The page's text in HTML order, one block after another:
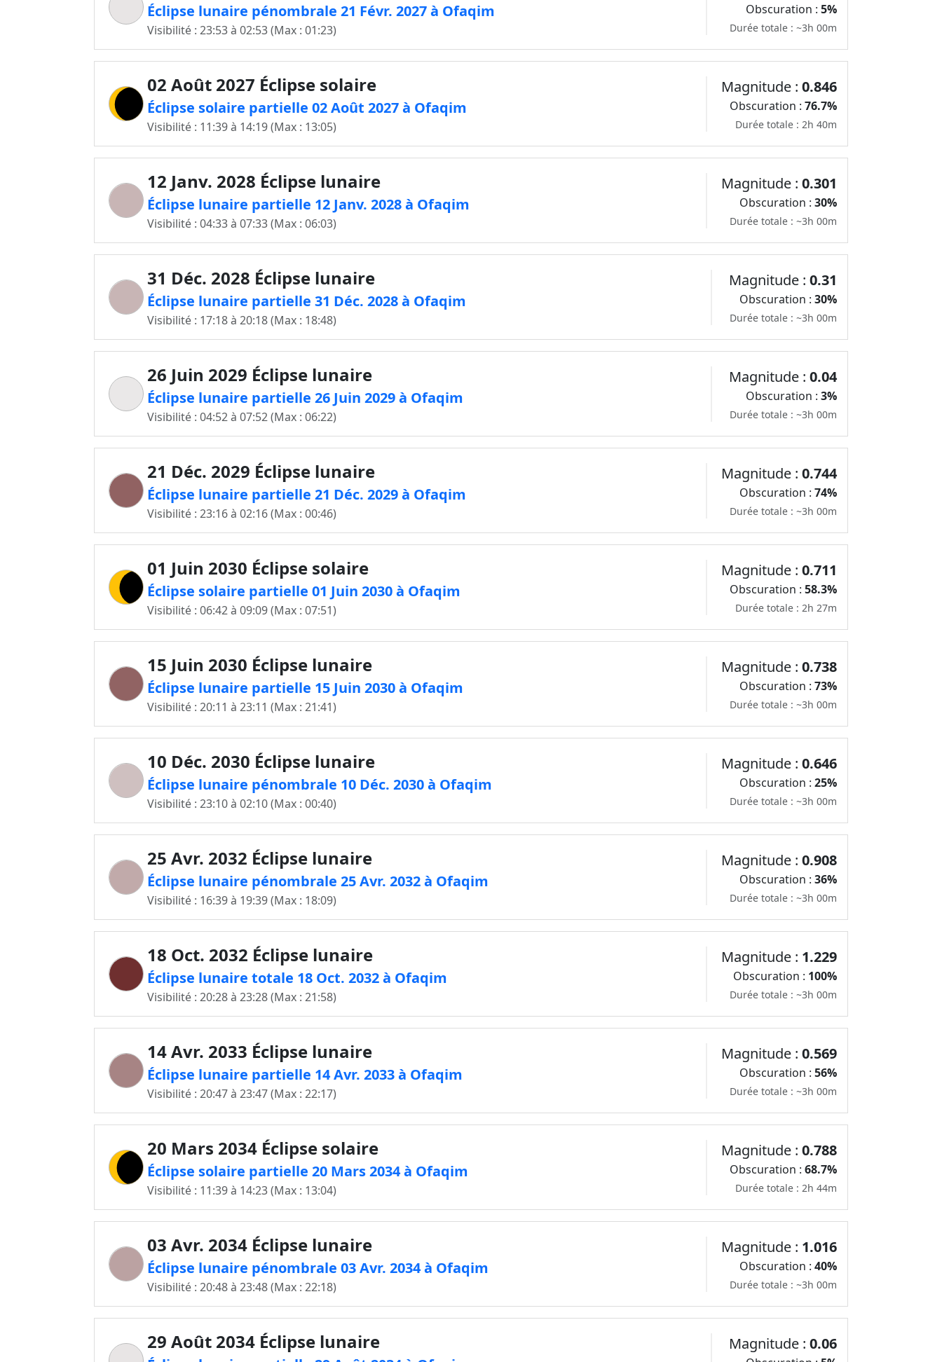
Éclipse lunaire pénombrale 21 Févr. 2027 à Ofaqim
Visibilité : 23:53 à 02:53 (Max : 01:23)
Obscuration : 5%
Durée totale : ~3h 00m
02 Août 2027 Éclipse solaire
Éclipse solaire partielle 02 Août 2027 à Ofaqim
Visibilité : 11:39 à 14:19 (Max : 13:05)
Magnitude : 0.846
Obscuration : 76.7%
Durée totale : 2h 40m
12 Janv. 2028 Éclipse lunaire
Éclipse lunaire partielle 12 Janv. 2028 à Ofaqim
Visibilité : 04:33 à 07:33 (Max : 06:03)
Magnitude : 0.301
Obscuration : 30%
Durée totale : ~3h 00m
31 Déc. 2028 Éclipse lunaire
Éclipse lunaire partielle 31 Déc. 2028 à Ofaqim
Visibilité : 17:18 à 20:18 (Max : 18:48)
Magnitude : 0.31
Obscuration : 30%
Durée totale : ~3h 00m
26 Juin 2029 Éclipse lunaire
Éclipse lunaire partielle 26 Juin 2029 à Ofaqim
Visibilité : 04:52 à 07:52 (Max : 06:22)
Magnitude : 0.04
Obscuration : 3%
Durée totale : ~3h 00m
21 Déc. 2029 Éclipse lunaire
Éclipse lunaire partielle 21 Déc. 2029 à Ofaqim
Visibilité : 23:16 à 02:16 (Max : 00:46)
Magnitude : 0.744
Obscuration : 74%
Durée totale : ~3h 00m
01 Juin 2030 Éclipse solaire
Éclipse solaire partielle 01 Juin 2030 à Ofaqim
Visibilité : 06:42 à 09:09 (Max : 07:51)
Magnitude : 0.711
Obscuration : 58.3%
Durée totale : 2h 27m
15 Juin 2030 Éclipse lunaire
Éclipse lunaire partielle 15 Juin 2030 à Ofaqim
Visibilité : 20:11 à 23:11 (Max : 21:41)
Magnitude : 0.738
Obscuration : 73%
Durée totale : ~3h 00m
10 Déc. 2030 Éclipse lunaire
Éclipse lunaire pénombrale 10 Déc. 2030 à Ofaqim
Visibilité : 23:10 à 02:10 (Max : 00:40)
Magnitude : 0.646
Obscuration : 25%
Durée totale : ~3h 00m
25 Avr. 2032 Éclipse lunaire
Éclipse lunaire pénombrale 25 Avr. 2032 à Ofaqim
Visibilité : 16:39 à 19:39 (Max : 18:09)
Magnitude : 0.908
Obscuration : 36%
Durée totale : ~3h 00m
18 Oct. 2032 Éclipse lunaire
Éclipse lunaire totale 18 Oct. 2032 à Ofaqim
Visibilité : 20:28 à 23:28 (Max : 21:58)
Magnitude : 1.229
Obscuration : 100%
Durée totale : ~3h 00m
14 Avr. 2033 Éclipse lunaire
Éclipse lunaire partielle 14 Avr. 2033 à Ofaqim
Visibilité : 20:47 à 23:47 (Max : 22:17)
Magnitude : 0.569
Obscuration : 56%
Durée totale : ~3h 00m
20 Mars 2034 Éclipse solaire
Éclipse solaire partielle 20 Mars 2034 à Ofaqim
Visibilité : 11:39 à 14:23 (Max : 13:04)
Magnitude : 0.788
Obscuration : 68.7%
Durée totale : 2h 44m
03 Avr. 2034 Éclipse lunaire
Éclipse lunaire pénombrale 03 Avr. 2034 à Ofaqim
Visibilité : 20:48 à 23:48 (Max : 22:18)
Magnitude : 1.016
Obscuration : 40%
Durée totale : ~3h 00m
29 Août 2034 Éclipse lunaire Magnitude : 0.06